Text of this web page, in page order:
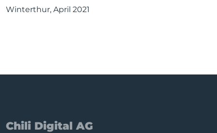
Winterthur, April 2021
Chili Digital AG